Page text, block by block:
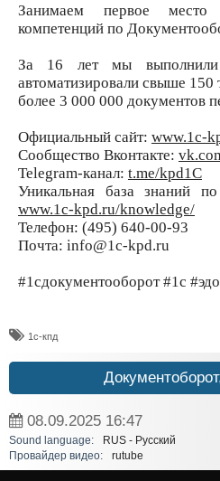
Занимаем первое
компетенций по
За 16 лет мы выполнили
автоматизировали свыше 150
более 3 000 000 документов
Официальный сайт: www.1c-
Сообщество Вконтакте:
Telegram-канал: t.me/kpd1C
Уникальная база знаний
www.1c-kpd.ru/knowledge/
Телефон: (495) 640-00-93
Почта: info@1c-kpd.ru
#1сдокументооборот #1с #эдо
1с-кпд
08.09.2025 16:47
Sound language:
RUS - Русский
Провайдер видео:
rutube